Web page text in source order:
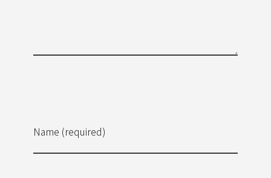
Name (required)